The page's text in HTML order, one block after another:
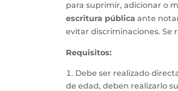
para suprimir, adicionar o
escritura pública ante
evitar discriminaciones. Se
Requisitos:
Debe ser realizado
de edad, deben realizarlo